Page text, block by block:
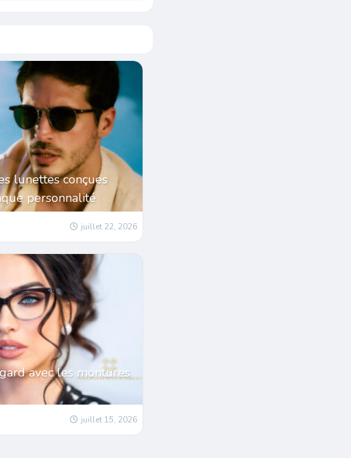
lunettes conçues
personnalité
juillet 22, 2026
avec les montures
juillet 15, 2026